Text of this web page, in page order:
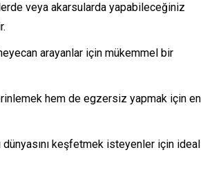
veya akarsularda yapabileceğiniz
arayanlar için mükemmel bir
hem de egzersiz yapmak için en
dünyasını keşfetmek isteyenler için ideal